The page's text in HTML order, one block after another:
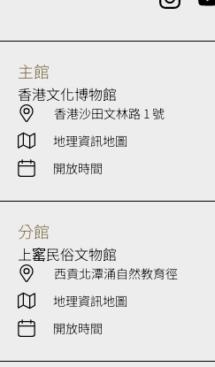
主館
香港文化博物館
香港沙田文林路 1 號
地理資訊地圖
開放時間
分館
上窰民俗文物館
西貢北潭涌自然教育徑
地理資訊地圖
開放時間